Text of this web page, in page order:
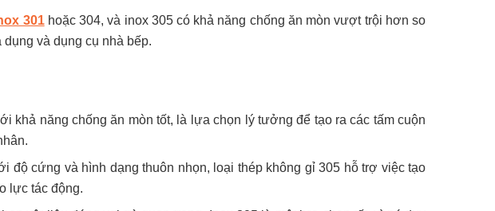
301hoặc 304, và inox 305 có khả năng chống ăn mòn vượt trội hơn so
và dụng cụ nhà bếp.
khả năng chống ăn mòn tốt, là lựa chọn lý tưởng để tạo ra các tấm cuộn
độ cứng và hình dạng thuôn nhọn, loại thép không gỉ 305 hỗ trợ việc tạo
lực tác động.